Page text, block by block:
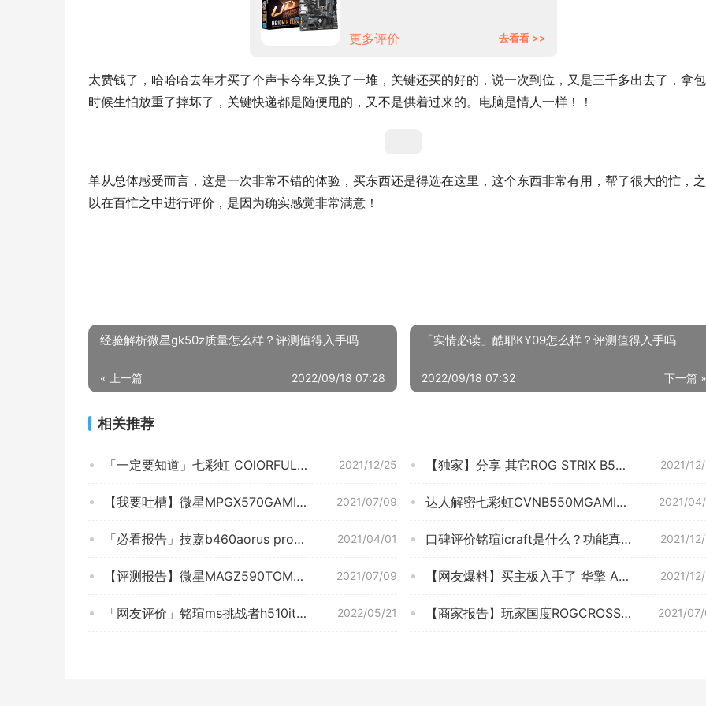
更多评价 去看看 >>
太费钱了，哈哈哈去年才买了个声卡今年又换了一堆，关键还买的好的，说一次到位，又是三千多出去了，拿
时候生怕放重了摔坏了，关键快递都是随便甩的，又不是供着过来的。电脑是情人一样！！
单从总体感受而言，这是一次非常不错的体验，买东西还是得选在这里，这个东西非常有用，帮了很大的忙，
以在百忙之中进行评价，是因为确实感觉非常满意！
经验解析微星gk50z质量怎么样？评测值得入手吗
« 上一篇 2022/09/18 07:28
「实情必读」酷耶KY09怎么样？评测值得入手吗
下一篇 »
2022/09/18 07:32
相关推荐
2021/12/25
「一定要知道」七彩虹 COlORFULBATTLE-AX B560M-HD DELUXE V20主板怎么样评测质量值得买吗？ 2021/
【独家】分享 其它ROG STRIX B560-G GAMING WIFI 质量评测数据怎么样，这款主板符合你的要求吗？
2021/07/09
【我要吐槽】微星MPGX570GAMINGEDGEWIFI 买来半个月了？怎么感觉这款 主板 质量就这样？ 2021/
达人解密七彩虹CVNB550MGAMINGPROV14主板评测报告怎么样？质量不靠谱？
2021/04/01
「必看报告」技嘉b460aorus pro主板怎么样？质量真的好吗 2021/
口碑评价铭瑄icraft是什么？功能真的不好吗
2021/07/09
【评测报告】微星MAGZ590TOMAHAWKWIFI 这款主板质量怎么样不好？拆箱分析各项指标解读！ 2021/
【网友爆料】买主板入手了 华擎 ASROCKH310CM-ITX/ac 测评有人说坑？质量到底怎么样？
2022/05/21
「网友评价」铭瑄ms挑战者h510itx用1080怎么样？图文爆料分析 2021/
【商家报告】玩家国度ROGCROSSHAIRVIIIIMPACT 优缺点真相评测，质量口碑怎么样？小白必看系列！